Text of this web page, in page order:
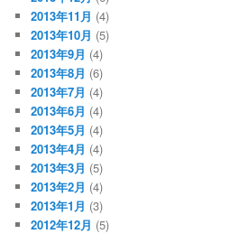
2013年11月 (4)
2013年10月 (5)
2013年9月 (4)
2013年8月 (6)
2013年7月 (4)
2013年6月 (4)
2013年5月 (4)
2013年4月 (4)
2013年3月 (5)
2013年2月 (4)
2013年1月 (3)
2012年12月 (5)